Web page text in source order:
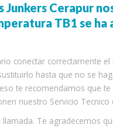
Cerapur
TB1 se ha
conectar correctamente
hasta que no se
te recomendamos que
nuestro Servicio
Te agradecemos